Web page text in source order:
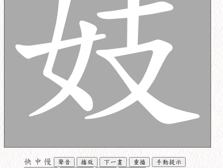
快 中 慢 聲音 播放 下一畫 重播
手動提示